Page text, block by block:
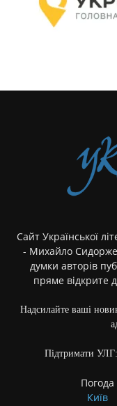
Сайт Української
- Михайло
думки авторів
пряме відкрите
Надсилайте ваші
Підтримати
Погода
Київ